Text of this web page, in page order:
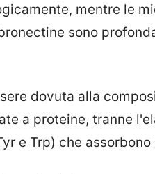
mentre le
sono
dovuta alla
a proteine, tranne
e Trp) che